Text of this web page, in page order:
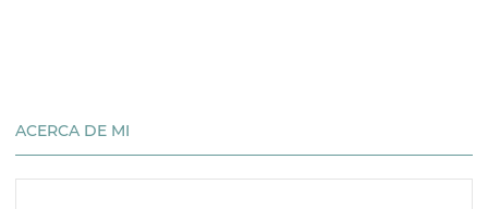
ACERCA DE MI